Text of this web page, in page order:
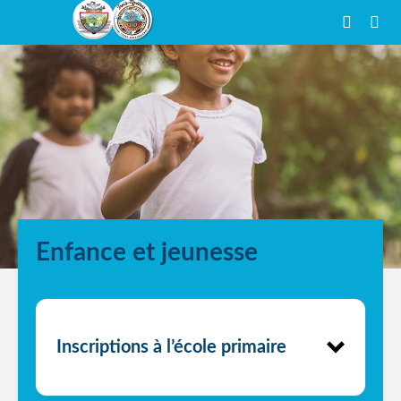
Enfance et jeunesse
Inscriptions à l’école primaire